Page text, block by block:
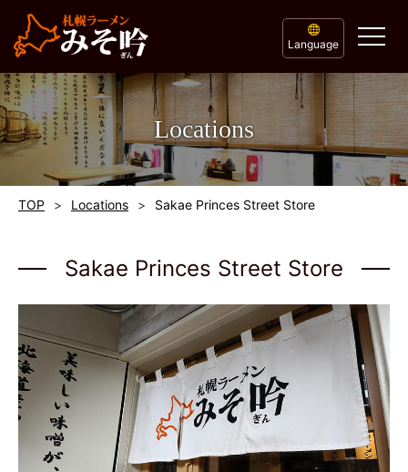
Language
Locations
TOP Locations Sakae Princes Street Store
Sakae Princes Street Store